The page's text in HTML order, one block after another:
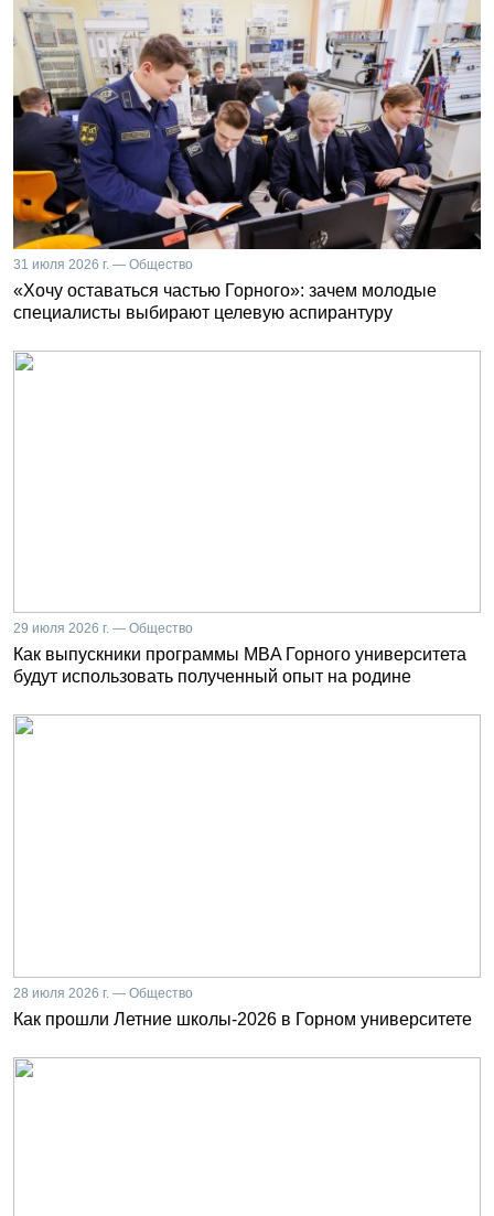
31 июля 2026 г. — Общество
«Хочу оставаться частью Горного»: зачем молодые
специалисты выбирают целевую аспирантуру
29 июля 2026 г. — Общество
Как выпускники программы MBA Горного университета
будут использовать полученный опыт на родине
28 июля 2026 г. — Общество
Как прошли Летние школы-2026 в Горном университете